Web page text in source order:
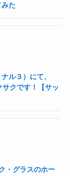
た
ル３）にて、
クです！【サッ
・グラスのホー